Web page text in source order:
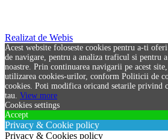
Realizat de Webis
Acest website foloseste cookies pentru a-ti
de navigare, pentru a analiza traficul si pentru
noastre. Prin continuarea navigarii pe acest
utilizarea cookies-urilor, conform Politicii de
cookies. Poti modifica oricand setarile privind
tau. View more
Cookies settings
Accept
Privacy & Cookie policy
Privacy & Cookies policy